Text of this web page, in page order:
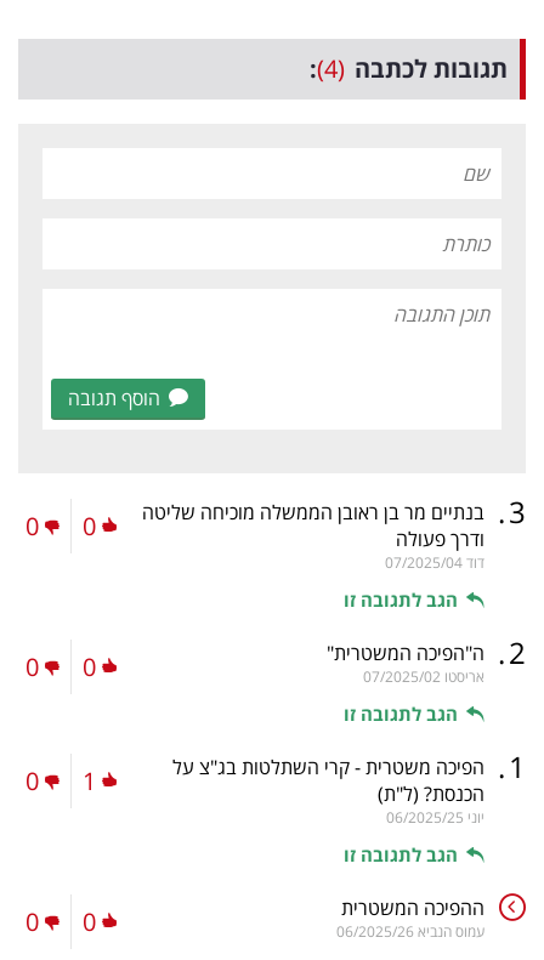
תגובות לכתבה (4)
:
הוסף תגובה
3
. בנתיים מר בן ראובן הממשלה מוכיחה שליטה
ודרך פעולה
דוד07/2025/04
הגב לתגובה זו
0
0
2
. ה"הפיכה המשטרית"
אריסטו 07/2025/02
הגב לתגובה זו
0
0
1
. הפיכה משטרית - קרי השתלטות בג"צ על
הכנסת? (ל"ת)
יוני 06/2025/25
הגב לתגובה זו
1
0
ההפיכה המשטרית
עמוס הנביא 06/2025/26
0
0